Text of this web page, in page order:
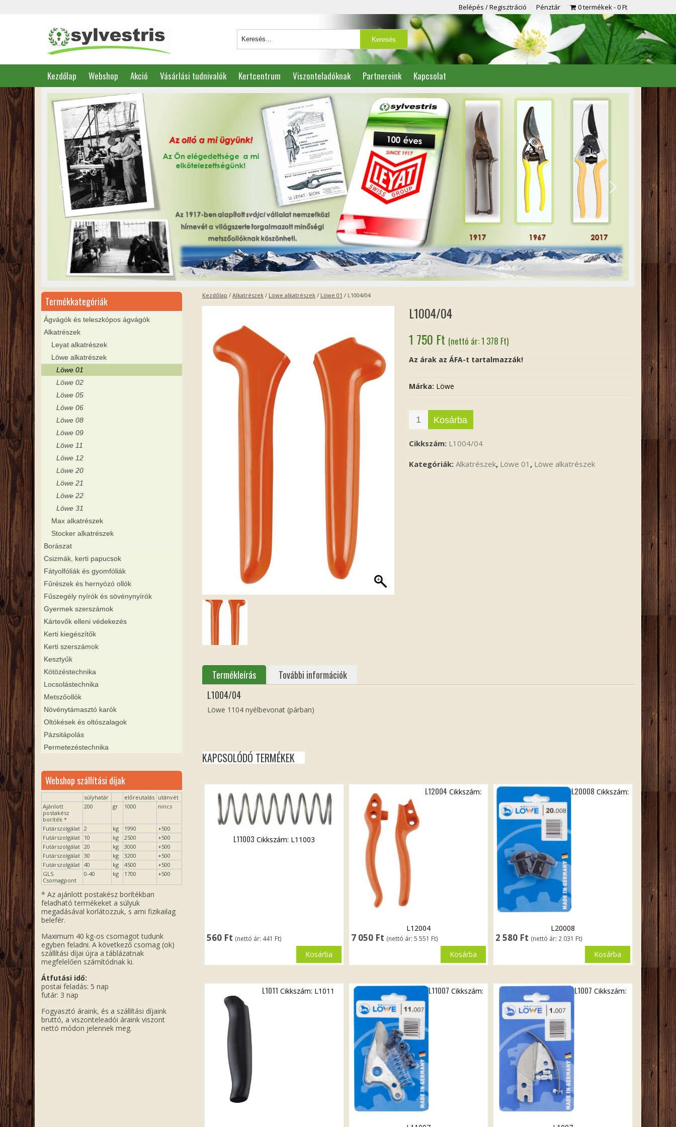
Belépés / Regisztráció Pénztár 0 termékek 0 Ft
Kezdőlap Webshop Akció Vásárlási tudnivalók Kertcentrum Viszonteladóknak Partnereink Kapcsolat
Kezdőlap / Alkatrészek / Löwe alkatrészek / Löwe 01 / L1004/04
L1004/04
1 750 Ft (nettó ár:1 378 Ft)
Az árak az ÁFA-t tartalmazzák!
Márka: Löwe
Kosárba
Cikkszám: L1004/04
Kategóriák: Alkatrészek, Löwe 01 , Löwe alkatrészek
Termékleírás
További információk
L1004/04
Löwe 1104 nyélbevonat (párban)
KAPCSOLÓDÓ TERMÉKEK
L11003
560 Ft (nettó ár: 441 Ft)
Cikkszám: L11003
Kosárba
L12004
7 050 Ft (nettó ár: 5 551 Ft)
Cikkszám:
L12004
Kosárba
L20008
2 580 Ft (nettó ár: 2 031 Ft)
Cikkszám:
L20008
Kosárba
L1011 Cikkszám: L1011 L11007 Cikkszám: L1007 Cikkszám:
Termékkategóriák
Ágvágók és teleszkópos ágvágók
Alkatrészek
Leyat alkatrészek
Löwe alkatrészek
Löwe 01
Löwe 02
Löwe 05
Löwe 06
Löwe 08
Löwe 09
Löwe 11
Löwe 12
Löwe 20
Löwe 21
Löwe 22
Löwe 31
Max alkatrészek
Stocker alkatrészek
Borászat
Csizmák, kerti papucsok
Fátyolfóliák és gyomfóliák
Fűrészek és hernyózó ollók
Fűszegély nyírók és sövénynyírók
Gyermek szerszámok
Kártevők elleni védekezés
Kerti kiegészítők
Kerti szerszámok
Kesztyűk
Kötözéstechnika
Locsolástechnika
Metszőollók
Növénytámasztó karók
Oltókések és oltószalagok
Pázsitápolás
Permetezéstechnika
Webshop szállítási díjak
súlyhatár előreutalás utánvét
Ajánlott
postakész
boríték *
200 gr 1000 nincs
Futárszolgálat 2 kg 1990
+500
Futárszolgálat 10 kg 2500
+500
Futárszolgálat 20 kg 3000
+500
Futárszolgálat 30 kg 3200
+500
Futárszolgálat 40 kg 4500
+500
GLS
Csomagpont
0-40 kg 1700 +500
* Az ajánlott postakész borítékban
feladható termékeket a súlyuk
megadásával korlátozzuk, s ami fizikailag
belefér.
Maximum 40 kg-os csomagot tudunk
egyben feladni. A következő csomag (ok)
szállítási díjai újra a táblázatnak
megfelelően számítódnak ki.
Átfutási idő:
postai feladás: 5 nap
futár: 3 nap
Fogyasztó áraink, és a szállítási díjaink
bruttó, a viszonteleadói áraink viszont
nettó módon jelennek meg.